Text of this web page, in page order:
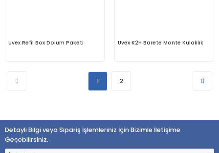
Uvex Refil Box Dolum Paketi Uvex K2H Barete Monte Kulaklık
1 2
Detaylı Bilgi veya Sipariş İşlemleriniz İçin Bizimle İletişime
Geçebilirsiniz.